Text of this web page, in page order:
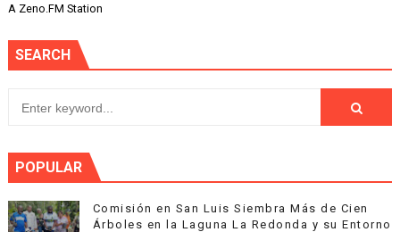
A Zeno.FM Station
SEARCH
POPULAR
Comisión en San Luis Siembra Más de Cien
Árboles en la Laguna La Redonda y su Entorno